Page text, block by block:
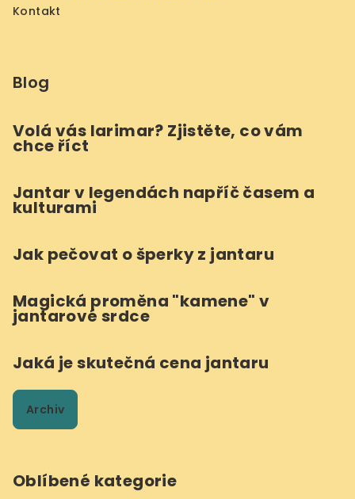
Kontakt
Blog
Volá vás larimar? Zjistěte, co vám
chce říct
Jantar v legendách napříč časem a
kulturami
Jak pečovat o šperky z jantaru
Magická proměna "kamene" v
jantarové srdce
Jaká je skutečná cena jantaru
Archiv
Oblíbené kategorie